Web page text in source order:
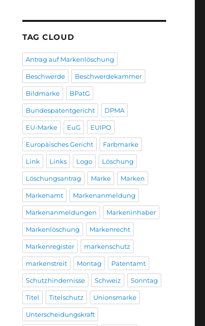
TAG CLOUD
Antrag auf Markenlöschung
Beschwerde Beschwerdekammer
Bildmarke BPatG
Bundespatentgericht DPMA
EU-Marke EuG EUIPO
Europäisches Gericht Farbmarke
Link Links Logo Löschung
Löschungsantrag Marke Marken
Markenamt Markenanmeldung
Markenanmeldungen Markeninhaber
Markenlöschung Markenrecht
Markenregister markenschutz
markenstreit Montag Patentamt
Schutzhindernisse Schweiz Sonntag
Titel Titelschutz Unionsmarke
Unterscheidungskraft